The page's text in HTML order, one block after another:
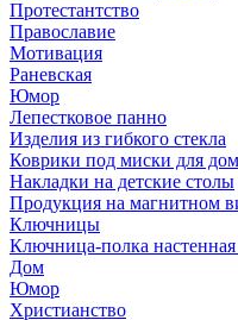
Протестантство
Православие
Мотивация
Раневская
Юмор
Лепестковое панно
Изделия из гибкого стекла
Коврики под миски для
Накладки на детские столы
Продукция на магнитном
Ключницы
Ключница-полка
Дом
Юмор
Христианство